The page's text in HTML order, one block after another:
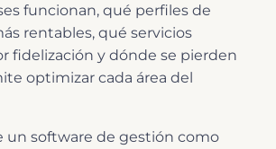
funcionan, qué perfiles de
rentables, qué servicios
fidelización y dónde se pierden
optimizar cada área del
un software de gestión como